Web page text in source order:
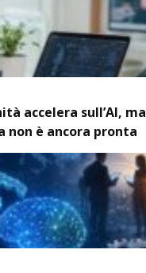
accelera sull’AI, ma
non è ancora pronta